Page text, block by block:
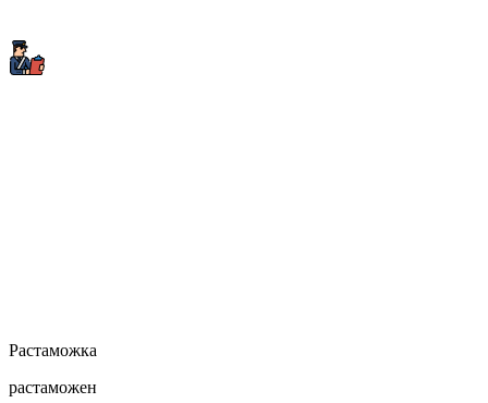
Растаможка
растаможен